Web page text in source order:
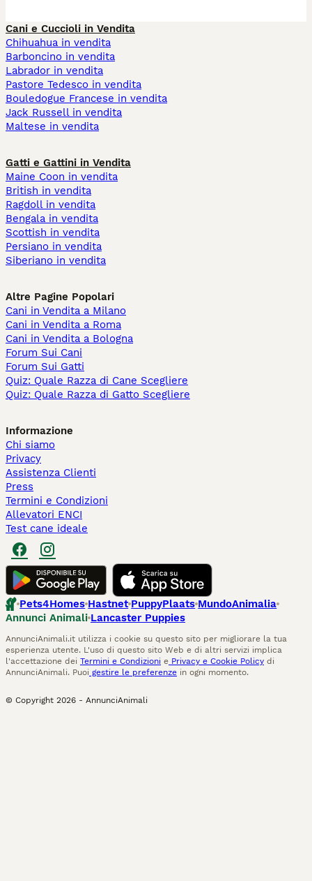
Cani e Cuccioli in Vendita
Chihuahua in vendita
Barboncino in vendita
Labrador in vendita
Pastore Tedesco in vendita
Bouledogue Francese in vendita
Jack Russell in vendita
Maltese in vendita
Gatti e Gattini in Vendita
Maine Coon in vendita
British in vendita
Ragdoll in vendita
Bengala in vendita
Scottish in vendita
Persiano in vendita
Siberiano in vendita
Altre Pagine Popolari
Cani in Vendita a Milano
Cani in Vendita a Roma
Cani in Vendita a Bologna
Forum Sui Cani
Forum Sui Gatti
Quiz: Quale Razza di Cane Scegliere
Quiz: Quale Razza di Gatto Scegliere
Informazione
Chi siamo
Privacy
Assistenza Clienti
Press
Termini e Condizioni
Allevatori ENCI
Test cane ideale
Pets4Homes Hastnet PuppyPlaats MundoAnimalia
Annunci Animali Lancaster Puppies
AnnunciAnimali.it utilizza i cookie su questo sito per migliorare la tua
esperienza utente. L'uso di questo sito Web e di altri servizi implica
l'accettazione dei Termini e Condizioni e Privacy e Cookie Policy di
AnnunciAnimali. Puoi gestire le preferenze in ogni momento.
© Copyright 2026 - AnnunciAnimali